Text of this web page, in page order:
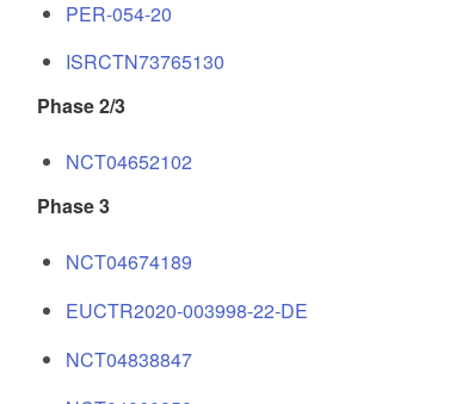
PER-054-20
ISRCTN73765130
Phase 2/3
NCT04652102
Phase 3
NCT04674189
EUCTR2020-003998-22-DE
NCT04838847